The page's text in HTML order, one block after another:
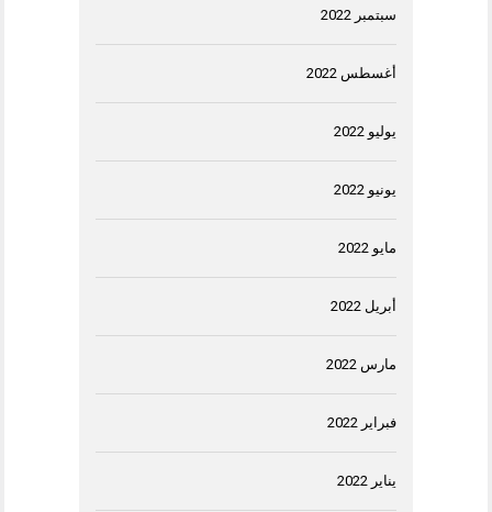
سبتمبر 2022
أغسطس 2022
يوليو 2022
يونيو 2022
مايو 2022
أبريل 2022
مارس 2022
فبراير 2022
يناير 2022